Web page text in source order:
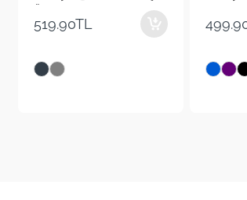
Kılıfı
519.90TL
Telefon